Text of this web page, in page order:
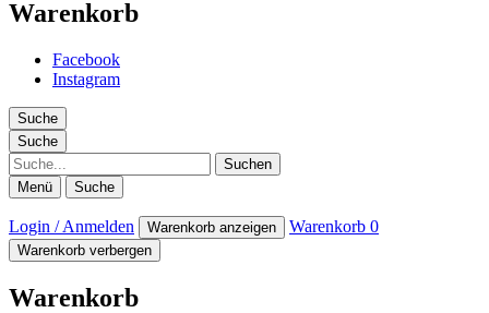
Warenkorb
Facebook
Instagram
Suche
Suche
Suche
Menü Suche
Login / Anmelden Warenkorb anzeigen Warenkorb 0
Warenkorb verbergen
Warenkorb